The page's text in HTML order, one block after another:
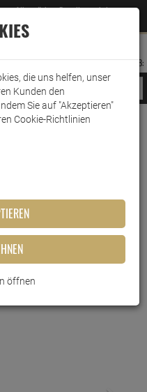
auf Ihre nächste Bestellung erhalten
ANMELDEN
AUFKLAPPEN
MERKZETTEL
WARENKORB:
Lebensmittel
Sonstiges
Zip 227g Cheddar
Cheese Zip
die uns helfen, unser
Kunden den
Sie auf "Akzeptieren"
Cookie-Richtlinien
öffnen